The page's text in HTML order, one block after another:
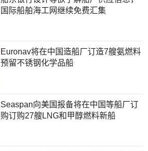
国际船舶海工网继续免费汇集
Euronav将在中国造船厂订造7艘氨燃料
预留不锈钢化学品船
Seaspan向美国报备将在中国等船厂订
购订购27艘LNG和甲醇燃料新船